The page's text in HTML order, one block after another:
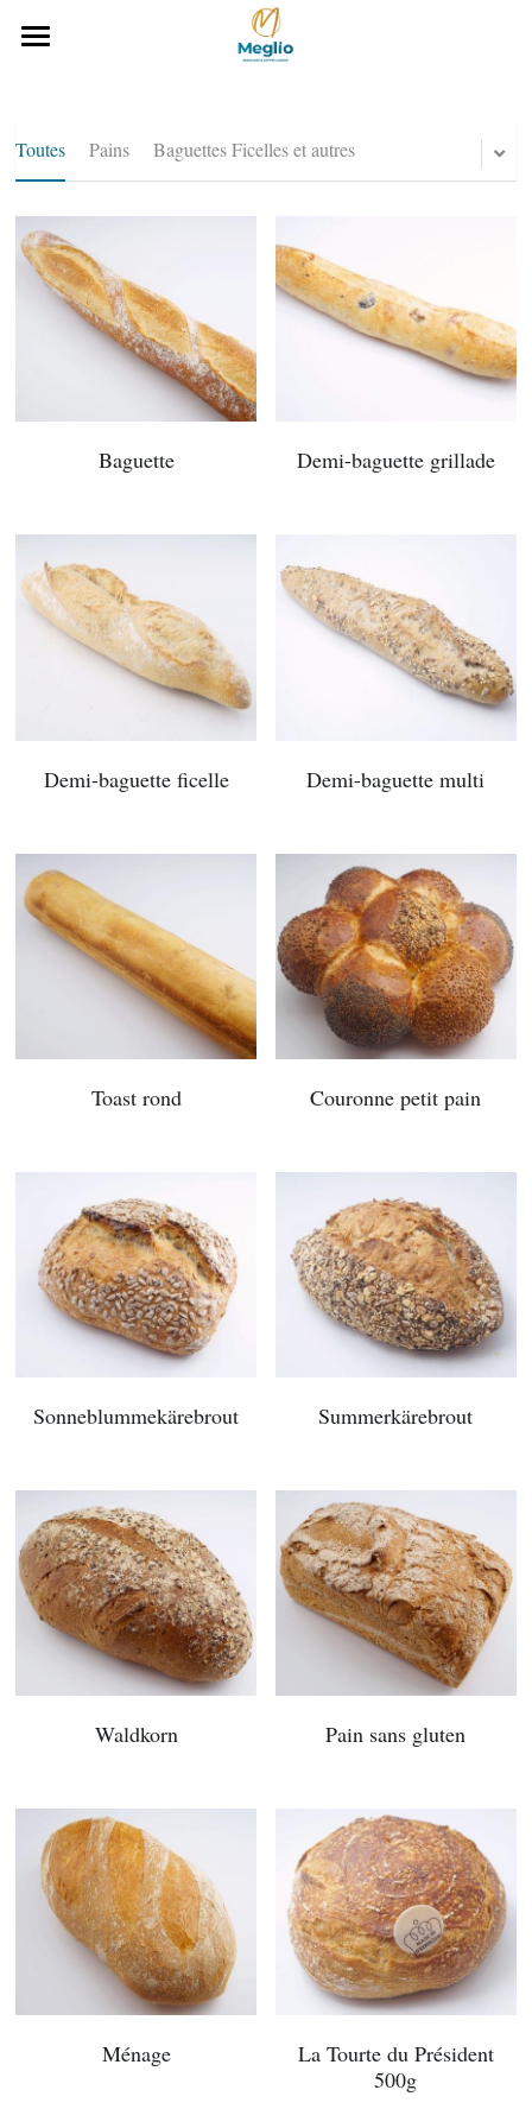
Notre carte
Téléchargez notre carte
CONTACTEZ-NOUS
Toutes Pains Baguettes Ficelles et autres
Baguette Demi-baguette grillade
Demi-baguette ficelle Demi-baguette multi
Toast rond Couronne petit pain
Sonneblummekärebrout Summerkärebrout
Waldkorn Pain sans gluten
Ménage
La Tourte du Président
500g